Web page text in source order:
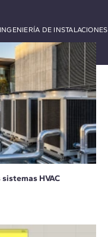
INGENIERÍA DE
HVAC